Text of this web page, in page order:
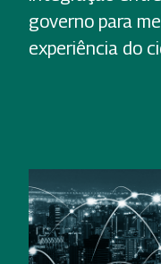
governo para
experiência do